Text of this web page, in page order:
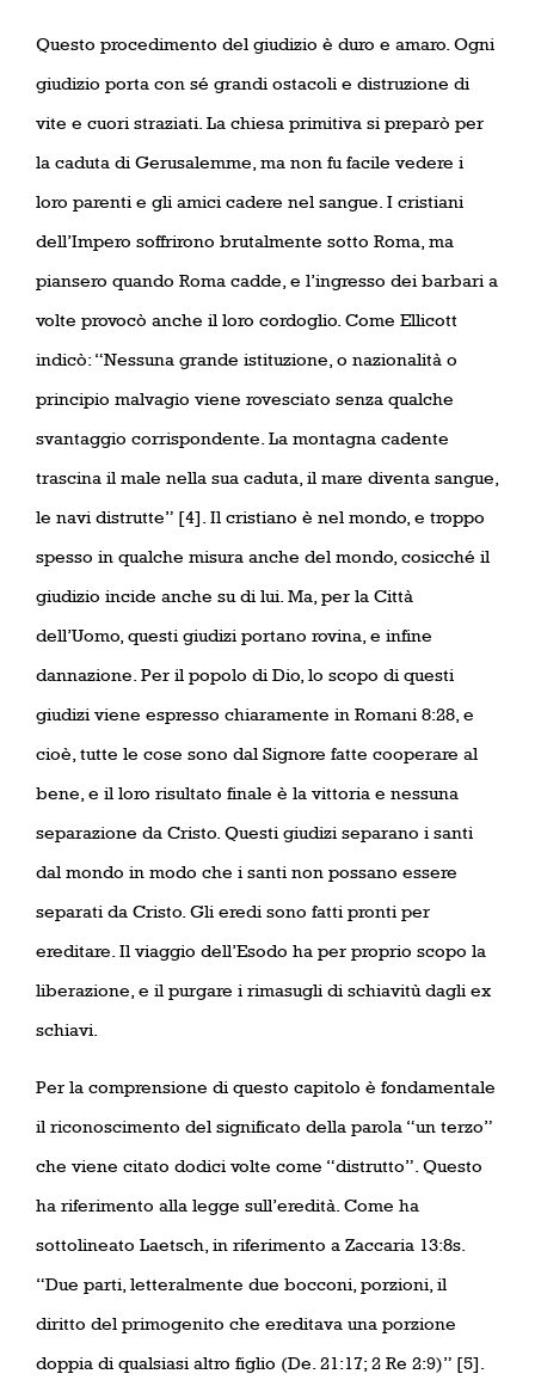
Questo procedimento del giudizio è duro e amaro. Ogni
giudizio porta con sé grandi ostacoli e distruzione di
vite e cuori straziati. La chiesa primitiva si preparò per
la caduta di Gerusalemme, ma non fu facile vedere i
loro parenti e gli amici cadere nel sangue. I cristiani
dell’Impero soffrirono brutalmente sotto Roma, ma
piansero quando Roma cadde, e l’ingresso dei barbari a
volte provocò anche il loro cordoglio. Come Ellicott
indicò: “Nessuna grande istituzione, o nazionalità o
principio malvagio viene rovesciato senza qualche
svantaggio corrispondente. La montagna cadente
trascina il male nella sua caduta, il mare diventa sangue,
le navi distrutte” [4]. Il cristiano è nel mondo, e troppo
spesso in qualche misura anche del mondo, cosicché il
giudizio incide anche su di lui. Ma, per la Città
dell’Uomo, questi giudizi portano rovina, e infine
dannazione. Per il popolo di Dio, lo scopo di questi
giudizi viene espresso chiaramente in Romani 8:28, e
cioè, tutte le cose sono dal Signore fatte cooperare al
bene, e il loro risultato finale è la vittoria e nessuna
separazione da Cristo. Questi giudizi separano i santi
dal mondo in modo che i santi non possano essere
separati da Cristo. Gli eredi sono fatti pronti per
ereditare. Il viaggio dell’Esodo ha per proprio scopo la
liberazione, e il purgare i rimasugli di schiavitù dagli ex
schiavi.
Per la comprensione di questo capitolo è fondamentale
il riconoscimento del significato della parola “un terzo”
che viene citato dodici volte come “distrutto”. Questo
ha riferimento alla legge sull’eredità. Come ha
sottolineato Laetsch, in riferimento a Zaccaria 13:8s.
“Due parti, letteralmente due bocconi, porzioni, il
diritto del primogenito che ereditava una porzione
doppia di qualsiasi altro figlio (De. 21:17; 2 Re 2:9)” [5].